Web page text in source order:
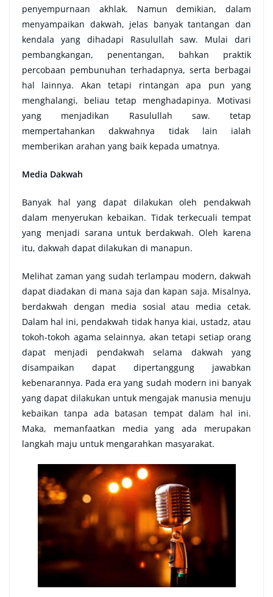
penyempurnaan akhlak. Namun demikian, dalam
menyampaikan dakwah, jelas banyak tantangan dan
kendala yang dihadapi Rasulullah saw. Mulai dari
pembangkangan, penentangan, bahkan praktik
percobaan pembunuhan terhadapnya, serta berbagai
hal lainnya. Akan tetapi rintangan apa pun yang
menghalangi, beliau tetap menghadapinya. Motivasi
yang menjadikan Rasulullah saw. tetap
mempertahankan dakwahnya tidak lain ialah
memberikan arahan yang baik kepada umatnya.
Media Dakwah
Banyak hal yang dapat dilakukan oleh pendakwah
dalam menyerukan kebaikan. Tidak terkecuali tempat
yang menjadi sarana untuk berdakwah. Oleh karena
itu, dakwah dapat dilakukan di manapun.
Melihat zaman yang sudah terlampau modern, dakwah
dapat diadakan di mana saja dan kapan saja. Misalnya,
berdakwah dengan media sosial atau media cetak.
Dalam hal ini, pendakwah tidak hanya kiai, ustadz, atau
tokoh-tokoh agama selainnya, akan tetapi setiap orang
dapat menjadi pendakwah selama dakwah yang
disampaikan dapat dipertanggung jawabkan
kebenarannya. Pada era yang sudah modern ini banyak
yang dapat dilakukan untuk mengajak manusia menuju
kebaikan tanpa ada batasan tempat dalam hal ini.
Maka, memanfaatkan media yang ada merupakan
langkah maju untuk mengarahkan masyarakat.